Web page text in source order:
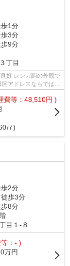
歩1分
歩3分
歩9分
３丁目
好 レンガ調の外観で
アドレスならではの
費等：48,510円 )
㎡)
歩2分
徒歩3分
歩8分
目１-８
：- )
0万円